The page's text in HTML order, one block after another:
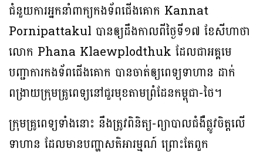
ជំនួយការអ្នកនាំពាក្យកងទ័ពជើងគោក Kannat
Pornipattakul បានឲ្យដឹងកាលពីថ្ងៃទី១៧ ខែសីហាថា
លោក Phana Klaewplodthuk ដែលជាអគ្គមេ
បញ្ជាការកងទ័ពជើងគោក បានចាត់ឲ្យពេទ្យទាហាន ដាក់
ពង្រាយក្រុមគ្រូពេទ្យនៅជួរមុខតាមព្រំដែនកម្ពុជា-ថៃ។
ក្រុមគ្រូពេទ្យទាំងនោះ នឹងត្រូវពិនិត្យ-ព្យាបាលជំងឺផ្លូវចិត្តលើ
ទាហាន ដែលមានបញ្ហាសតិអារម្មណ៍ ព្រោះតែពួក